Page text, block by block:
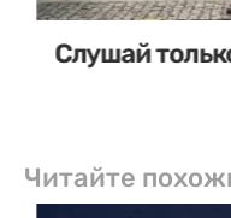
Слушай
Читайте